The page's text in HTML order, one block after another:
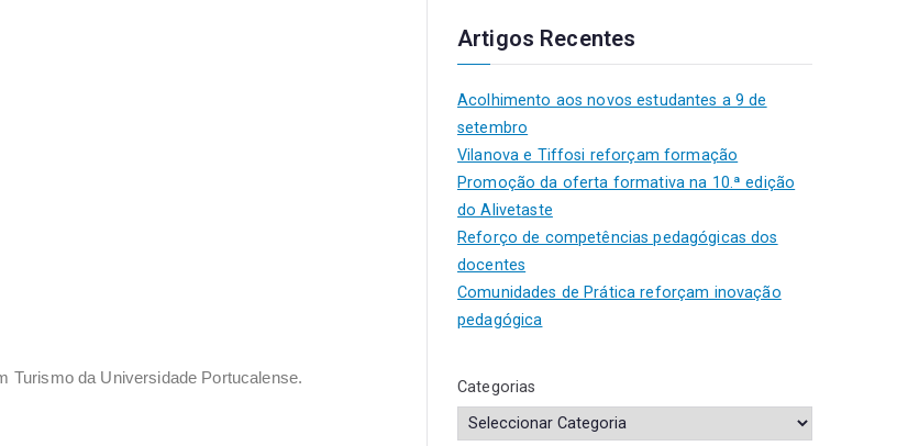
Turismo da Universidade Portucalense.
Artigos Recentes
Acolhimento aos novos estudantes a 9 de
setembro
Vilanova e Tiffosi reforçam formação
Promoção da oferta formativa na 10.ª edição
do Alivetaste
Reforço de competências pedagógicas dos
docentes
Comunidades de Prática reforçam inovação
pedagógica
Categorias